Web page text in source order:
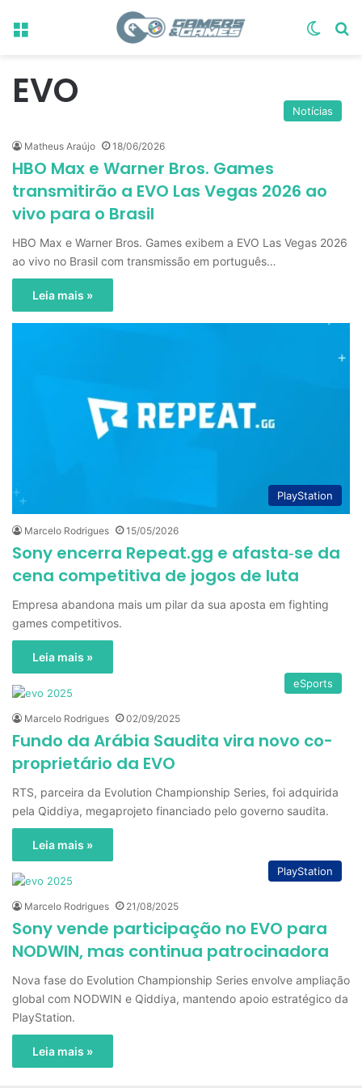
Menu
EVO Notícias
Matheus Araújo 18/06/2026
HBO Max e Warner Bros. Games
transmitirão a EVO Las Vegas 2026 ao
vivo para o Brasil
HBO Max e Warner Bros. Games exibem a EVO Las Vegas 2026
ao vivo no Brasil com transmissão em português…
Leia mais »
PlayStation
Marcelo Rodrigues 15/05/2026
Sony encerra Repeat.gg e afasta‑se da
cena competitiva de jogos de luta
Empresa abandona mais um pilar da sua aposta em fighting
games competitivos.
Leia mais »
eSports
Marcelo Rodrigues 02/09/2025
Fundo da Arábia Saudita vira novo co-
proprietário da EVO
RTS, parceira da Evolution Championship Series, foi adquirida
pela Qiddiya, megaprojeto financiado pelo governo saudita.
Leia mais »
PlayStation
Marcelo Rodrigues 21/08/2025
Sony vende participação no EVO para
NODWIN, mas continua patrocinadora
Nova fase do Evolution Championship Series envolve ampliação
global com NODWIN e Qiddiya, mantendo apoio estratégico da
PlayStation.
Leia mais »